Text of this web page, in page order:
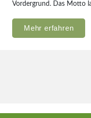
Vordergrund. Das Motto
Mehr erfahren